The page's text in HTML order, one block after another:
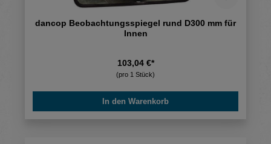
dancop Beobachtungsspiegel rund D300 mm für
Innen
103,04 €*
(pro 1 Stück)
In den Warenkorb